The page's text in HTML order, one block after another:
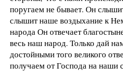
поругаем не бывает. Он
слышит наше воздыхание к
народа Он отвечает
весь наш народ. Только дай
достойными того великого
получаем от Господа на наши